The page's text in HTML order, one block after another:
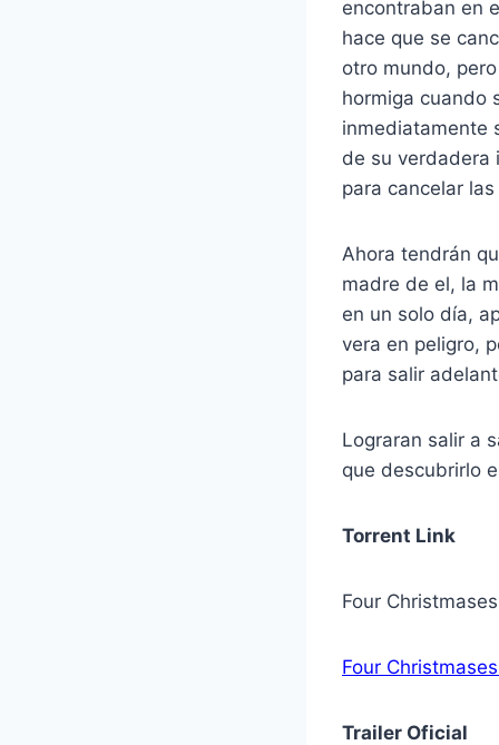
encontraban en
hace que se
otro mundo,
hormiga cuando
inmediatamente
de su verdadera
para cancelar
Ahora tendrán
madre de el, la
en un solo día,
vera en peligro,
para salir
Lograran salir a
que descubrirlo
Torrent Link
Four
Four
Trailer Oficial